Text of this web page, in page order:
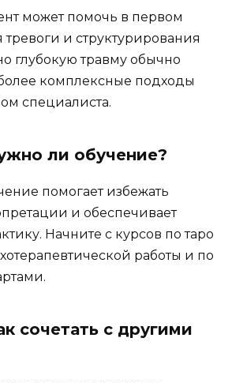
может помочь в первом
и структурирования
глубокую травму обычно
комплексные подходы
специалиста.
ли обучение?
помогает избежать
и обеспечивает
Начните с курсов по таро
работы и по
сочетать с другими